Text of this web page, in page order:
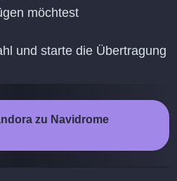
möchtest
und starte die Übertragung
zu Navidrome